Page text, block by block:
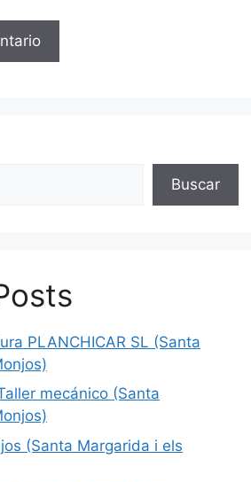
Buscar
PLANCHICAR SL (Santa
mecánico (Santa
(Santa Margarida i els